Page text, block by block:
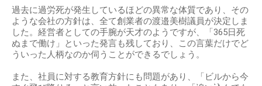
過去に過労死が発生しているほどの異常な体質であり、その
ような会社の方針は、全て創業者の渡邉美樹議員が決定しま
した。経営者としての手腕が天才のようですが、「365日死
ぬまで働け」といった発言も残しており、この言葉だけでど
ういった人柄なのか伺うことができるでしょう。
また、社員に対する教育方針にも問題があり、「ビルから今